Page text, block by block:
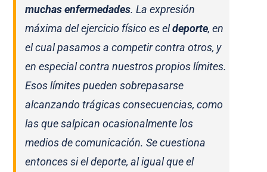
muchas enfermedades. La expresión
máxima del ejercicio físico es eldeporte, en
el cual pasamos a competir contra otros, y
en especial contra nuestros propios límites.
Esos límites pueden sobrepasarse
alcanzando trágicas consecuencias, como
las que salpican ocasionalmente los
medios de comunicación. Se cuestiona
entonces si el deporte, al igual que el